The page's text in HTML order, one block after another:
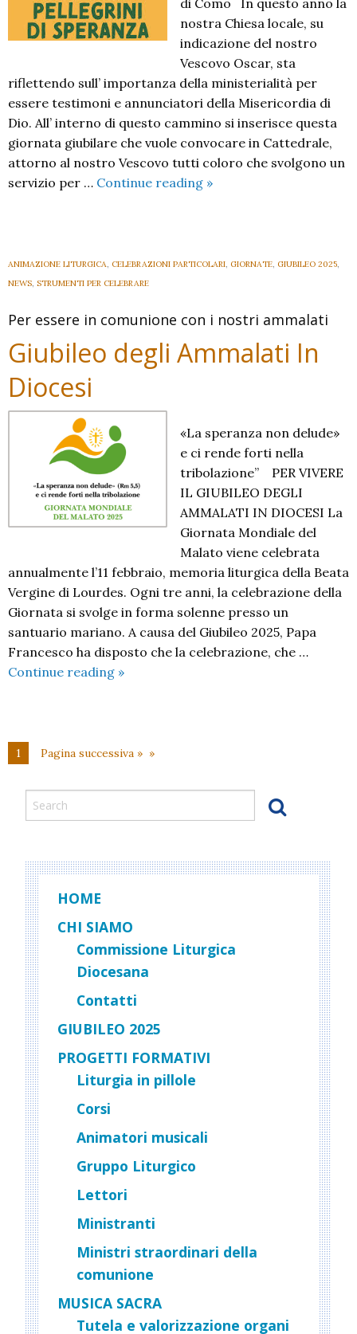
di Como In questo anno la
nostra Chiesa locale, su
indicazione del nostro
Vescovo Oscar, sta
riflettendo sull’ importanza della ministerialità per
essere testimoni e annunciatori della Misericordia di
Dio. All’ interno di questo cammino si inserisce questa
giornata giubilare che vuole convocare in Cattedrale,
attorno al nostro Vescovo tutti coloro che svolgono un
servizio per … Continue reading Giubileo
»
ANIMAZIONE LITURGICA, CELEBRAZIONI PARTICOLARI, GIORNATE, GIUBILEO 2025,
NEWS, STRUMENTI PER CELEBRARE
Per essere in comunione con i nostri ammalati
Giubileo degli Ammalati In
Diocesi
«La speranza non delude»
e ci rende forti nella
tribolazione” PER VIVERE
IL GIUBILEO DEGLI
AMMALATI IN DIOCESI La
Giornata Mondiale del
Malato viene celebrata
annualmente l’11 febbraio, memoria liturgica della Beata
Vergine di Lourdes. Ogni tre anni, la celebrazione della
Giornata si svolge in forma solenne presso un
santuario mariano. A causa del Giubileo 2025, Papa
Francesco ha disposto che la celebrazione, che …
Continue reading Giubileo
Diocesi
»
1 Pagina successiva »
HOME
CHI SIAMO
Commissione Liturgica
Diocesana
Contatti
GIUBILEO 2025
PROGETTI FORMATIVI
Liturgia in pillole
Corsi
Animatori musicali
Gruppo Liturgico
Lettori
Ministranti
Ministri straordinari della
comunione
MUSICA SACRA
Tutela e valorizzazione organi